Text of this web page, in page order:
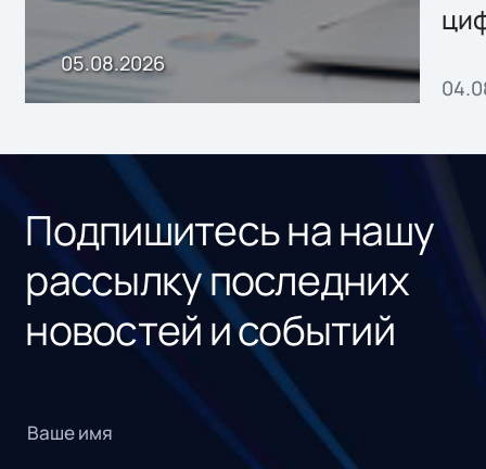
05.08.2026
Подпишитесь на нашу
рассылку последних
новостей и событий